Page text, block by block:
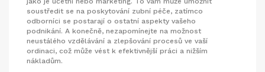
soustředit se na poskytování zubní péče, zatímco
odborníci se postarají o ostatní aspekty vašeho
podnikání. A konečně, nezapomínejte na možnost
neustálého vzdělávání a zlepšování procesů ve vaší
ordinaci, což může vést k efektivnější práci a nižším
nákladům.